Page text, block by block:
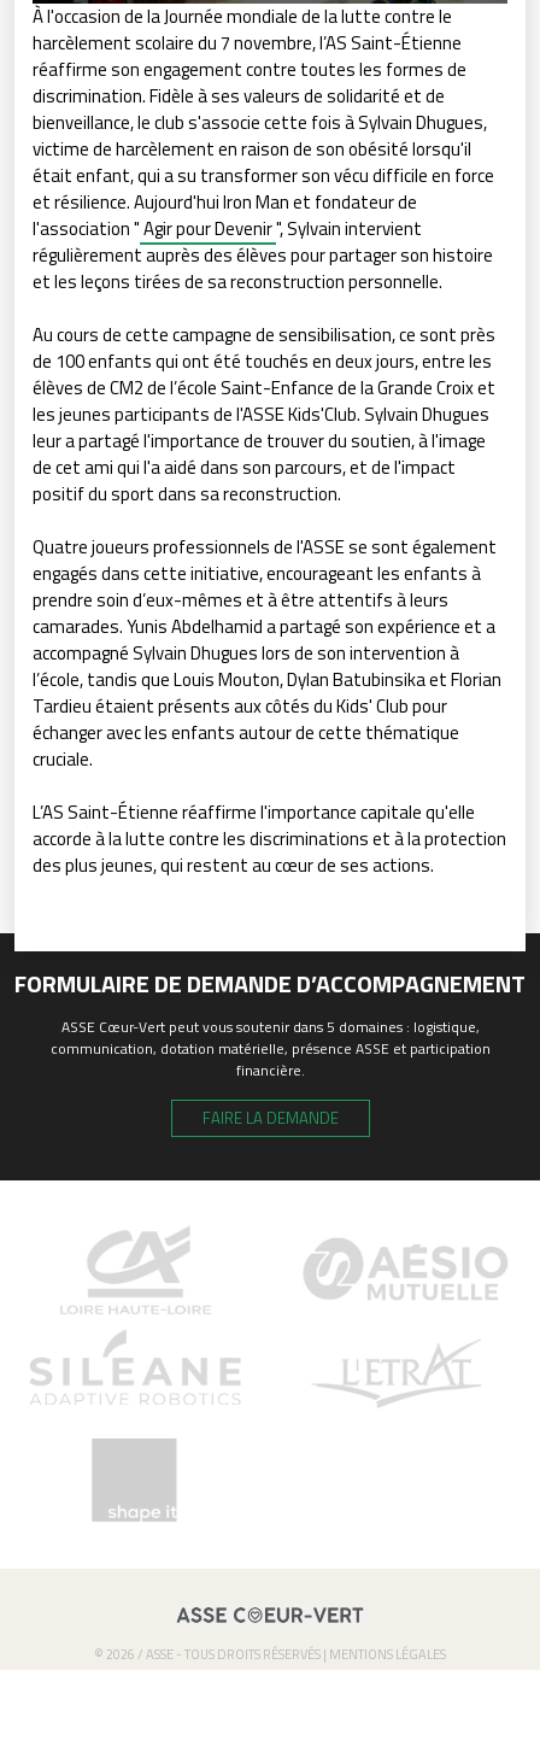
À l'occasion de la Journée mondiale de la lutte contre le
harcèlement scolaire du 7 novembre, l’AS Saint-Étienne
réaffirme son engagement contre toutes les formes de
discrimination. Fidèle à ses valeurs de solidarité et de
bienveillance, le club s'associe cette fois à Sylvain Dhugues,
victime de harcèlement en raison de son obésité lorsqu'il
était enfant, qui a su transformer son vécu difficile en force
et résilience. Aujourd'hui Iron Man et fondateur de
l'association "Agir pour Devenir", Sylvain intervient
régulièrement auprès des élèves pour partager son histoire
et les leçons tirées de sa reconstruction personnelle.
Au cours de cette campagne de sensibilisation, ce sont près
de 100 enfants qui ont été touchés en deux jours, entre les
élèves de CM2 de l’école Saint-Enfance de la Grande Croix et
les jeunes participants de l'ASSE Kids'Club. Sylvain Dhugues
leur a partagé l'importance de trouver du soutien, à l'image
de cet ami qui l'a aidé dans son parcours, et de l'impact
positif du sport dans sa reconstruction.
Quatre joueurs professionnels de l'ASSE se sont également
engagés dans cette initiative, encourageant les enfants à
prendre soin d’eux-mêmes et à être attentifs à leurs
camarades. Yunis Abdelhamid a partagé son expérience et a
accompagné Sylvain Dhugues lors de son intervention à
l’école, tandis que Louis Mouton, Dylan Batubinsika et Florian
Tardieu étaient présents aux côtés du Kids' Club pour
échanger avec les enfants autour de cette thématique
cruciale.
L’AS Saint-Étienne réaffirme l'importance capitale qu'elle
accorde à la lutte contre les discriminations et à la protection
des plus jeunes, qui restent au cœur de ses actions.
FORMULAIRE DE DEMANDE D’ACCOMPAGNEMENT
ASSE Cœur-Vert peut vous soutenir dans 5 domaines : logistique,
communication, dotation matérielle, présence ASSE et participation
financière.
FAIRE LA DEMANDE
© 2026 / ASSE - TOUS DROITS RÉSERVÉS | MENTIONS LÉGALES